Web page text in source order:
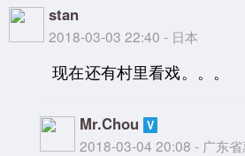
stan
2018-03-03 22:40 - 日本
现在还有村里看戏。。。
Mr.Chou
2018-03-04 20:08 - 广东